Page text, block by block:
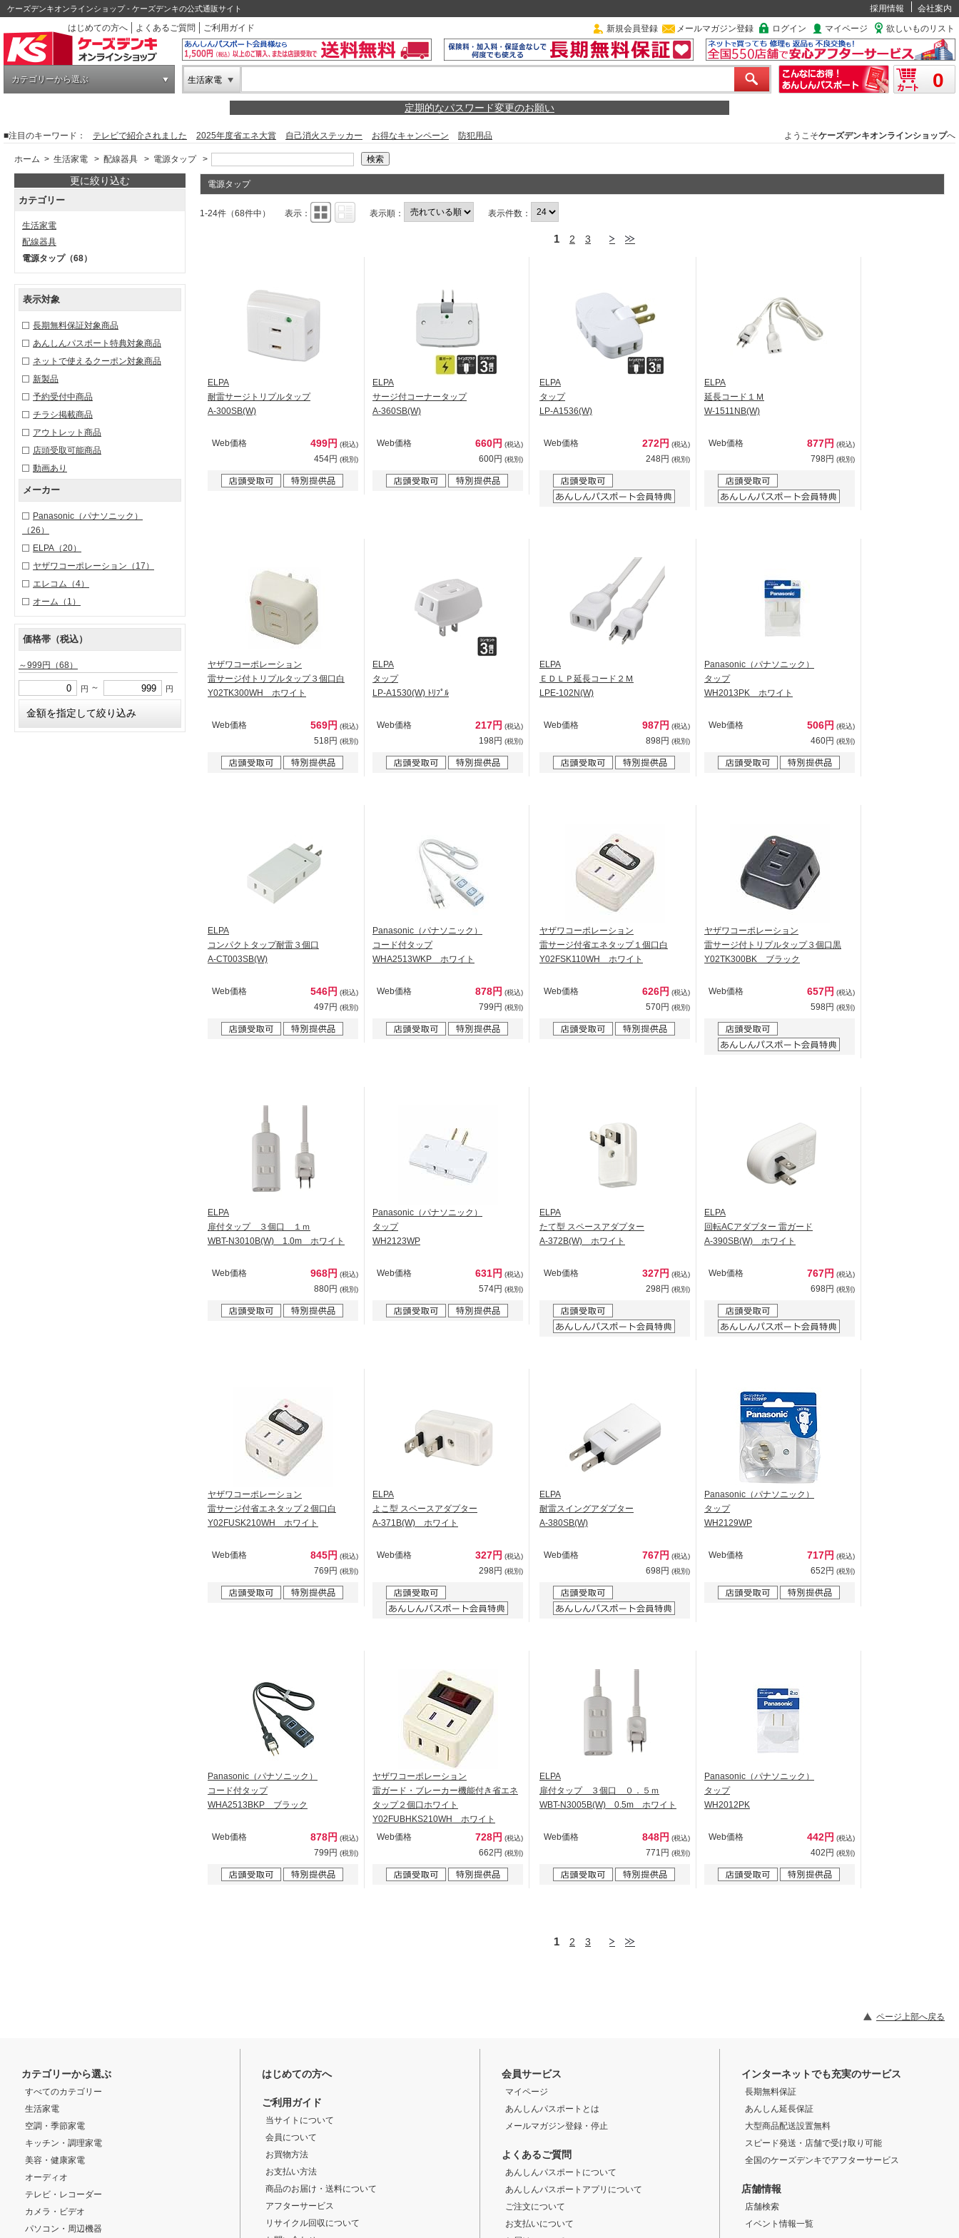
ケーズデンキオンラインショップ - ケーズデンキの公式通販サイト 採用情報
会社案内
はじめての方へ
よくあるご質問 ご利用ガイド 新規会員登録 メールマガジン登録 ログイン マイページ 欲しいものリスト
カテゴリーから選ぶ 生活家電 0
定期的なパスワード変更のお願い
■注目のキーワード： テレビで紹介されました 2025年度省エネ大賞 自己消火ステッカー お得なキャンペーン 防犯用品 ようこそケーズデンキオンラインショップへ
ホーム > 生活家電 > 配線器具 > 電源タップ >
更に絞り込む
カテゴリー
生活家電
配線器具
電源タップ（68）
表示対象
長期無料保証対象商品
あんしんパスポート特典対象商品
ネットで使えるクーポン対象商品
新製品
予約受付中商品
チラシ掲載商品
アウトレット商品
店頭受取可能商品
動画あり
メーカー
Panasonic（パナソニック）
（26）
ELPA （20）
ヤザワコーポレーション （17）
エレコム （4）
オーム （1）
価格帯（税込）
～999円 （68）
円 ～ 円
電源タップ
1-24件（68件中） 表示： 表示順： 表示件数：
1 2 3
ELPA
耐雷サージトリプルタップ
A-300SB(W)
Web価格 499円 (税込)
454円 (税別)
ELPA
サージ付コーナータップ
A-360SB(W)
Web価格 660円 (税込)
600円 (税別)
ELPA
タップ
LP-A1536(W)
Web価格 272円 (税込)
248円 (税別)
ELPA
延長コード１Ｍ
W-1511NB(W)
Web価格 877円 (税込)
798円 (税別)
ヤザワコーポレーション
雷サージ付トリプルタップ３個口白
Y02TK300WH ホワイト
Web価格 569円 (税込)
518円 (税別)
ELPA
タップ
LP-A1530(W) ﾄﾘﾌﾟﾙ
Web価格 217円 (税込)
198円 (税別)
ELPA
ＥＤＬＰ延長コード２Ｍ
LPE-102N(W)
Web価格 987円 (税込)
898円 (税別)
Panasonic（パナソニック）
タップ
WH2013PK ホワイト
Web価格 506円 (税込)
460円 (税別)
ELPA
コンパクトタップ耐雷３個口
A-CT003SB(W)
Web価格 546円 (税込)
497円 (税別)
Panasonic（パナソニック）
コード付タップ
WHA2513WKP ホワイト
Web価格 878円 (税込)
799円 (税別)
ヤザワコーポレーション
雷サージ付省エネタップ１個口白
Y02FSK110WH ホワイト
Web価格 626円 (税込)
570円 (税別)
ヤザワコーポレーション
雷サージ付トリプルタップ３個口黒
Y02TK300BK ブラック
Web価格 657円 (税込)
598円 (税別)
ELPA
扉付タップ ３個口 １ｍ
WBT-N3010B(W) 1.0m ホワイト
Web価格 968円 (税込)
880円 (税別)
Panasonic（パナソニック）
タップ
WH2123WP
Web価格 631円 (税込)
574円 (税別)
ELPA
たて型 スペースアダプター
A-372B(W) ホワイト
Web価格 327円 (税込)
298円 (税別)
ELPA
回転ACアダプター 雷ガード
A-390SB(W) ホワイト
Web価格 767円 (税込)
698円 (税別)
ヤザワコーポレーション
雷サージ付省エネタップ２個口白
Y02FUSK210WH ホワイト
Web価格 845円 (税込)
769円 (税別)
ELPA
よこ型 スペースアダプター
A-371B(W) ホワイト
Web価格 327円 (税込)
298円 (税別)
ELPA
耐雷スイングアダプター
A-380SB(W)
Web価格 767円 (税込)
698円 (税別)
Panasonic（パナソニック）
タップ
WH2129WP
Web価格 717円 (税込)
652円 (税別)
Panasonic（パナソニック）
コード付タップ
WHA2513BKP ブラック
Web価格 878円 (税込)
799円 (税別)
ヤザワコーポレーション
雷ガード・ブレーカー機能付き省エネ
タップ２個口ホワイト
Y02FUBHKS210WH ホワイト
Web価格
728円 (税込)
662円 (税別)
ELPA
扉付タップ ３個口 ０．５ｍ
WBT-N3005B(W) 0.5m ホワイト
Web価格 848円 (税込)
771円 (税別)
Panasonic（パナソニック）
タップ
WH2012PK
Web価格 442円 (税込)
402円 (税別)
1 2 3
ページ上部へ戻る
カテゴリーから選ぶ
すべてのカテゴリー
生活家電
空調・季節家電
キッチン・調理家電
美容・健康家電
オーディオ
テレビ・レコーダー
カメラ・ビデオ
パソコン・周辺機器
はじめての方へ
ご利用ガイド
当サイトについて
会員について
お買物方法
お支払い方法
商品のお届け・送料について
アフターサービス
リサイクル回収について
会員サービス
マイページ
あんしんパスポートとは
メールマガジン登録・停止
よくあるご質問
あんしんパスポートについて
あんしんパスポートアプリについて
ご注文について
お支払いについて
インターネットでも充実のサービス
長期無料保証
あんしん延長保証
大型商品配送設置無料
スピード発送・店舗で受け取り可能
全国のケーズデンキでアフターサービス
店舗情報
店舗検索
イベント情報一覧